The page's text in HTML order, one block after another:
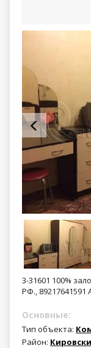
3-31601 100%
РФ., 89217641591
Основные:
Тип объекта:
Район: